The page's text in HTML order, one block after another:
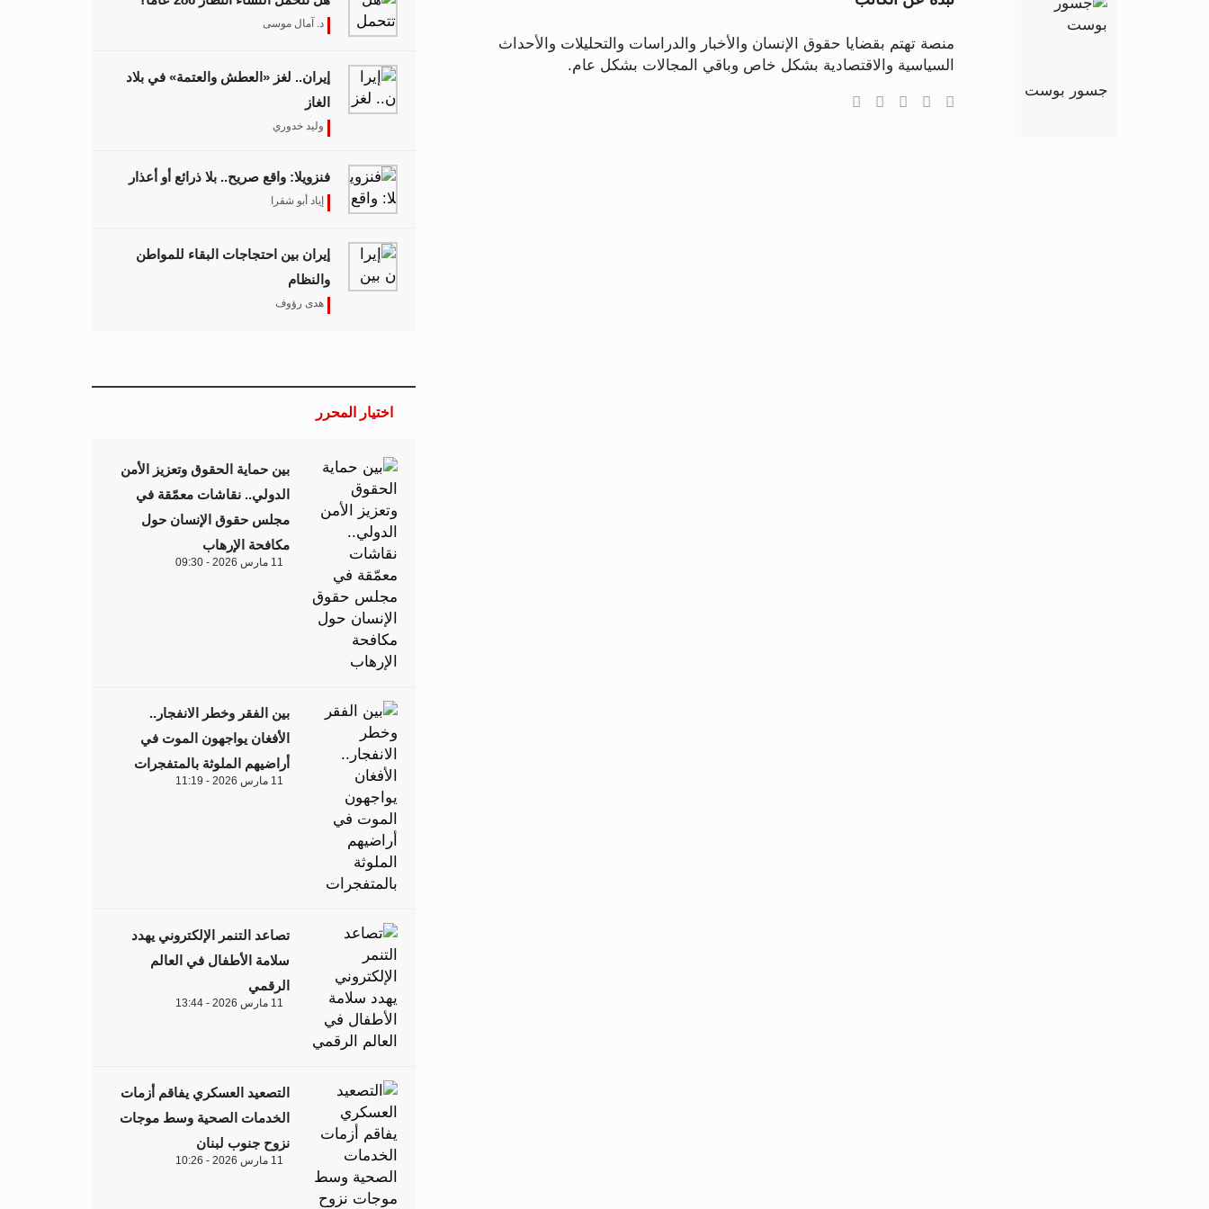
جسور بوست
منصة تهتم بقضايا حقوق الإنسان والأخبار والدراسات والتحليلات والأحداث
السياسية والاقتصادية بشكل خاص وباقي المجالات بشكل عام.
د. آمال موسى
إيران.. لغز «العطش والعتمة» في بلاد
الغاز
وليد خدوري
فنزويلا: واقع صريح.. بلا ذرائع أو أعذار
إياد أبو شقرا
إيران بين احتجاجات البقاء للمواطن
والنظام
هدى رؤوف
اختيار المحرر
بين حماية الحقوق وتعزيز الأمن
الدولي.. نقاشات معمّقة في
مجلس حقوق الإنسان حول
مكافحة الإرهاب
11 مارس 2026 - 09:30
بين الفقر وخطر الانفجار..
الأفغان يواجهون الموت في
أراضيهم الملوثة بالمتفجرات
11 مارس 2026 - 11:19
تصاعد التنمر الإلكتروني يهدد
سلامة الأطفال في العالم
الرقمي
11 مارس 2026 - 13:44
التصعيد العسكري يفاقم أزمات
الخدمات الصحية وسط موجات
نزوح جنوب لبنان
11 مارس 2026 - 10:26